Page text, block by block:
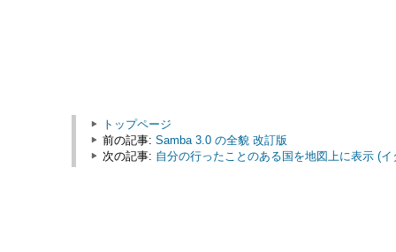
トップページ
前の記事: Samba 3.0 の全貌 改訂版
次の記事: 自分の行ったことのある国を地図上に表示 (イ